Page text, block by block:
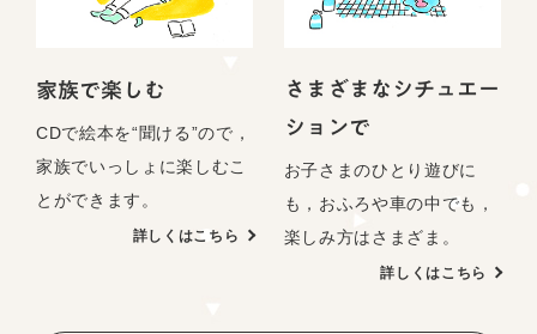
家族で楽しむ
CDで絵本を“聞ける”ので，
家族でいっしょに楽しむこ
とができます。
詳しくはこちら
さまざまなシチュエー
ションで
お子さまのひとり遊びに
も，おふろや車の中でも，
楽しみ方はさまざま。
詳しくはこちら